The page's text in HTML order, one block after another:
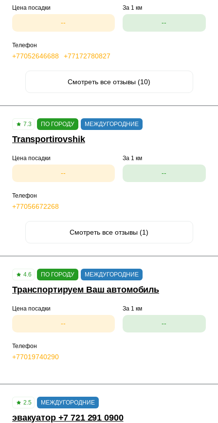
Цена посадки
--
За 1 км
--
Телефон
+77052646688 +77172780827
Смотреть все отзывы (10)
7.3 ПО ГОРОДУ МЕЖДУГОРОДНИЕ
Transportirovshik
Цена посадки
--
За 1 км
--
Телефон
+77056672268
Смотреть все отзывы (1)
4.6 ПО ГОРОДУ МЕЖДУГОРОДНИЕ
Транспортируем Ваш автомобиль
Цена посадки
--
За 1 км
--
Телефон
+77019740290
2.5 МЕЖДУГОРОДНИЕ
эвакуатор +7 721 291 0900